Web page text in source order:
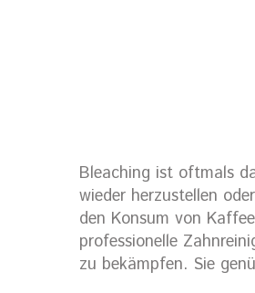
Bleaching ist oftmals
wieder herzustellen
den Konsum von
professionelle
zu bekämpfen. Sie